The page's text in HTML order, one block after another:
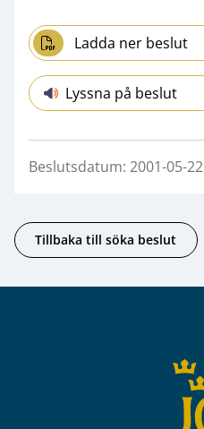
Ladda ner beslut
Lyssna på beslut
Beslutsdatum: 2001-05-22
Tillbaka till söka beslut